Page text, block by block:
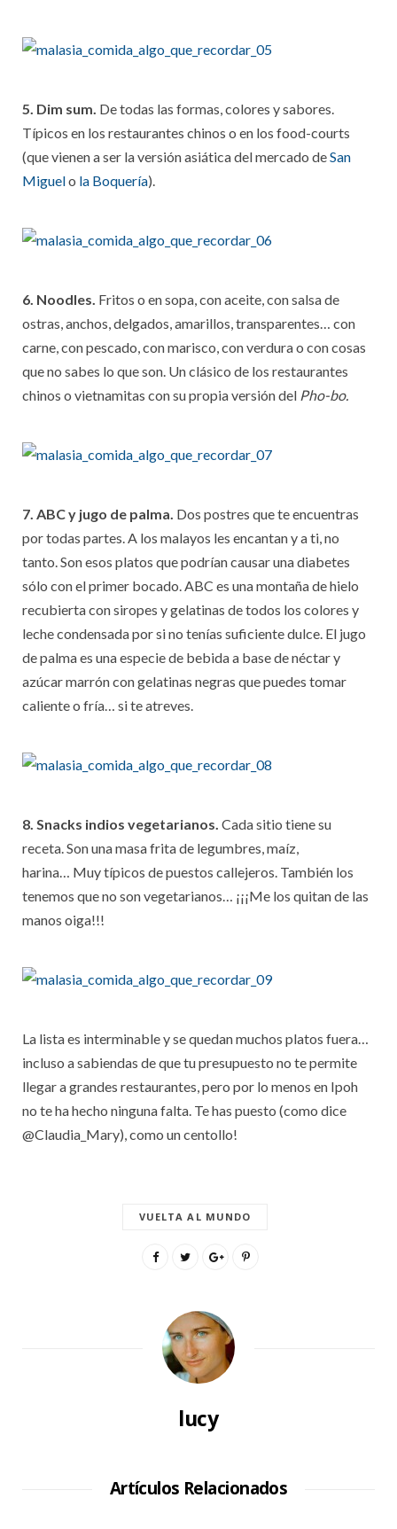
5. Dim sum. De todas las formas, colores y sabores.
Típicos en los restaurantes chinos o en los food-courts
(que vienen a ser la versión asiática del mercado deSan
Miguelo la Boquería).
6. Noodles. Fritos o en sopa, con aceite, con salsa de
ostras, anchos, delgados, amarillos, transparentes… con
carne, con pescado, con marisco, con verdura o con cosas
que no sabes lo que son. Un clásico de los restaurantes
chinos o vietnamitas con su propia versión del Pho-bo.
7. ABC y jugo de palma. Dos postres que te encuentras
por todas partes. A los malayos les encantan y a ti, no
tanto. Son esos platos que podrían causar una diabetes
sólo con el primer bocado. ABC es una montaña de hielo
recubierta con siropes y gelatinas de todos los colores y
leche condensada por si no tenías suficiente dulce. El jugo
de palma es una especie de bebida a base de néctar y
azúcar marrón con gelatinas negras que puedes tomar
caliente o fría… si te atreves.
8. Snacks indios vegetarianos. Cada sitio tiene su
receta. Son una masa frita de legumbres, maíz,
harina… Muy típicos de puestos callejeros. También los
tenemos que no son vegetarianos… ¡¡¡Me los quitan de las
manos oiga!!!
La lista es interminable y se quedan muchos platos fuera…
incluso a sabiendas de que tu presupuesto no te permite
llegar a grandes restaurantes, pero por lo menos en Ipoh
no te ha hecho ninguna falta. Te has puesto (como dice
@Claudia_Mary), como un centollo!
VUELTA AL MUNDO
lucy
Artículos Relacionados